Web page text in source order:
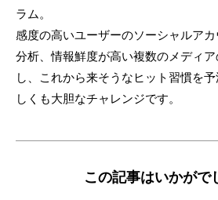
ラム。
感度の高いユーザーのソーシャルア
分析、情報鮮度が高い複数のメディ
し、これから来そうなヒット習慣を
しくも大胆なチャレンジです。
この記事はいかがで